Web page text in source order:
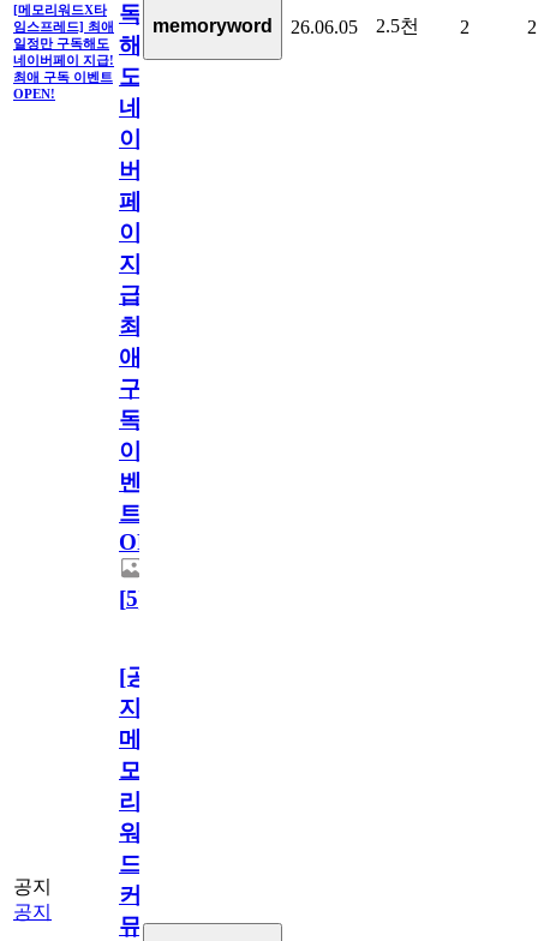
[메모리워드X타
임스프레드] 최애
일정만 구독해도
네이버페이 지급!
최애 구독 이벤트
OPEN!
독
해
도
네
이
버
페
이
지
급!
최
애
구
독
이
벤
트
OPEN!
[5]
memoryword 26.06.05 2.5천 2 2
공지
공지
[공
지]
메
모
리
워
드
커
뮤